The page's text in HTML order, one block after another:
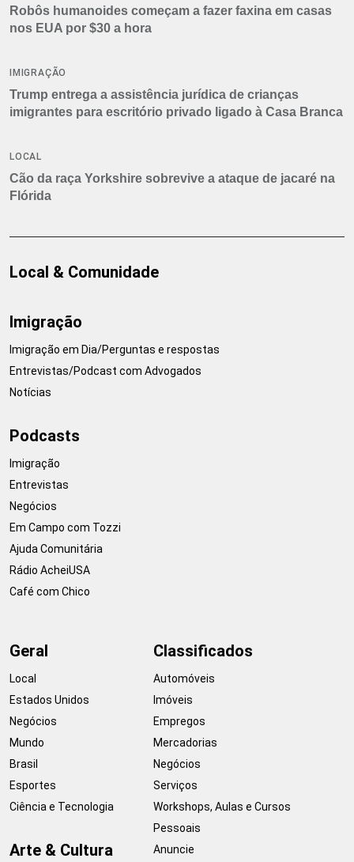
Robôs humanoides começam a fazer faxina em casas
nos EUA por $30 a hora
IMIGRAÇÃO
Trump entrega a assistência jurídica de crianças
imigrantes para escritório privado ligado à Casa Branca
LOCAL
Cão da raça Yorkshire sobrevive a ataque de jacaré na
Flórida
Local & Comunidade
Imigração
Imigração em Dia/Perguntas e respostas
Entrevistas/Podcast com Advogados
Notícias
Podcasts
Imigração
Entrevistas
Negócios
Em Campo com Tozzi
Ajuda Comunitária
Rádio AcheiUSA
Café com Chico
Geral
Local
Estados Unidos
Negócios
Mundo
Brasil
Esportes
Ciência e Tecnologia
Arte & Cultura
Classificados
Automóveis
Imóveis
Empregos
Mercadorias
Negócios
Serviços
Workshops, Aulas e Cursos
Pessoais
Anuncie